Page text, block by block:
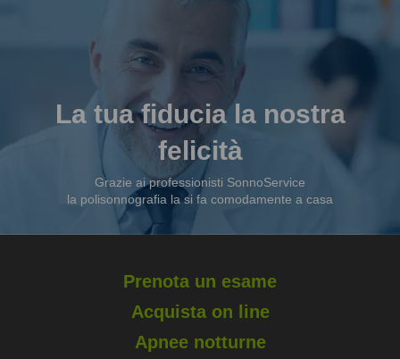
La tua fiducia la nostra
felicità
Grazie ai professionisti SonnoService
la polisonnografia la si fa comodamente a casa
Prenota un esame
Acquista on line
Apnee notturne